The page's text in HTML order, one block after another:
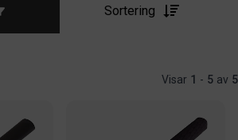
Sortering
Visar 1 - 5 av 5